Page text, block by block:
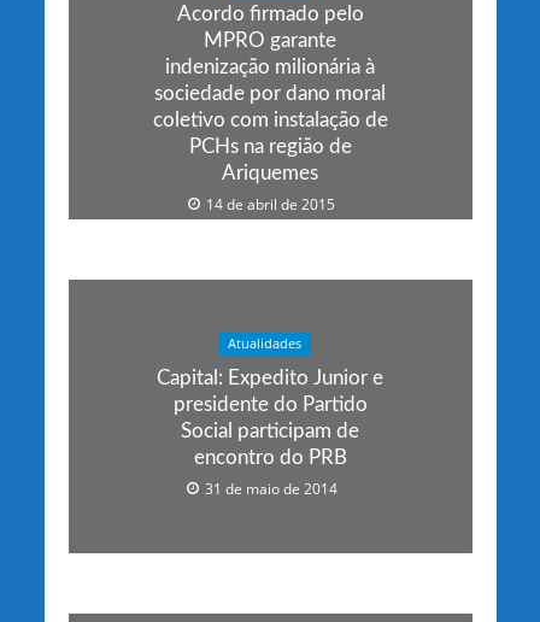
Acordo firmado pelo
MPRO garante
indenização milionária à
sociedade por dano moral
coletivo com instalação de
PCHs na região de
Ariquemes
14 de abril de 2015
Atualidades
Capital: Expedito Junior e
presidente do Partido
Social participam de
encontro do PRB
31 de maio de 2014